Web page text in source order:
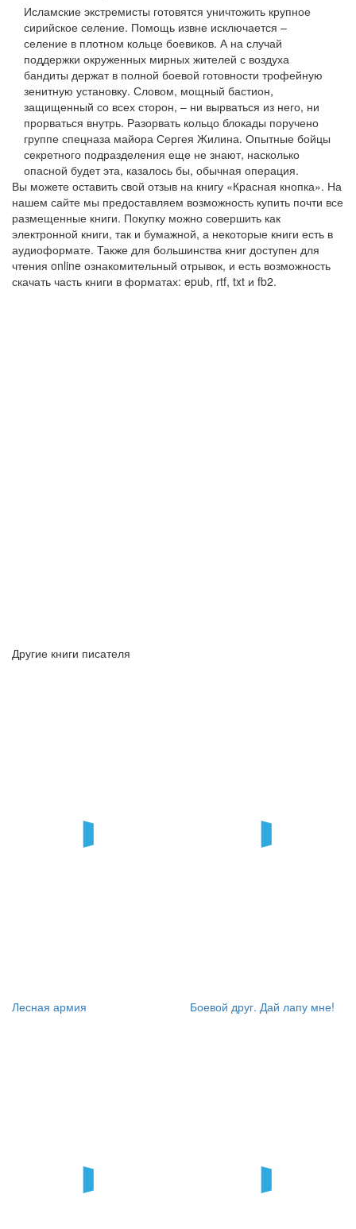
Исламские экстремисты готовятся уничтожить крупное
сирийское селение. Помощь извне исключается –
селение в плотном кольце боевиков. А на случай
поддержки окруженных мирных жителей с воздуха
бандиты держат в полной боевой готовности трофейную
зенитную установку. Словом, мощный бастион,
защищенный со всех сторон, – ни вырваться из него, ни
прорваться внутрь. Разорвать кольцо блокады поручено
группе спецназа майора Сергея Жилина. Опытные бойцы
секретного подразделения еще не знают, насколько
опасной будет эта, казалось бы, обычная операция.
Вы можете оставить свой отзыв на книгу «Красная кнопка». На
нашем сайте мы предоставляем возможность купить почти все
размещенные книги. Покупку можно совершить как
электронной книги, так и бумажной, а некоторые книги есть в
аудиоформате. Также для большинства книг доступен для
чтения online ознакомительный отрывок, и есть возможность
скачать часть книги в форматах: epub, rtf, txt и fb2.
Другие книги писателя
Лесная армия Боевой друг. Дай лапу мне!